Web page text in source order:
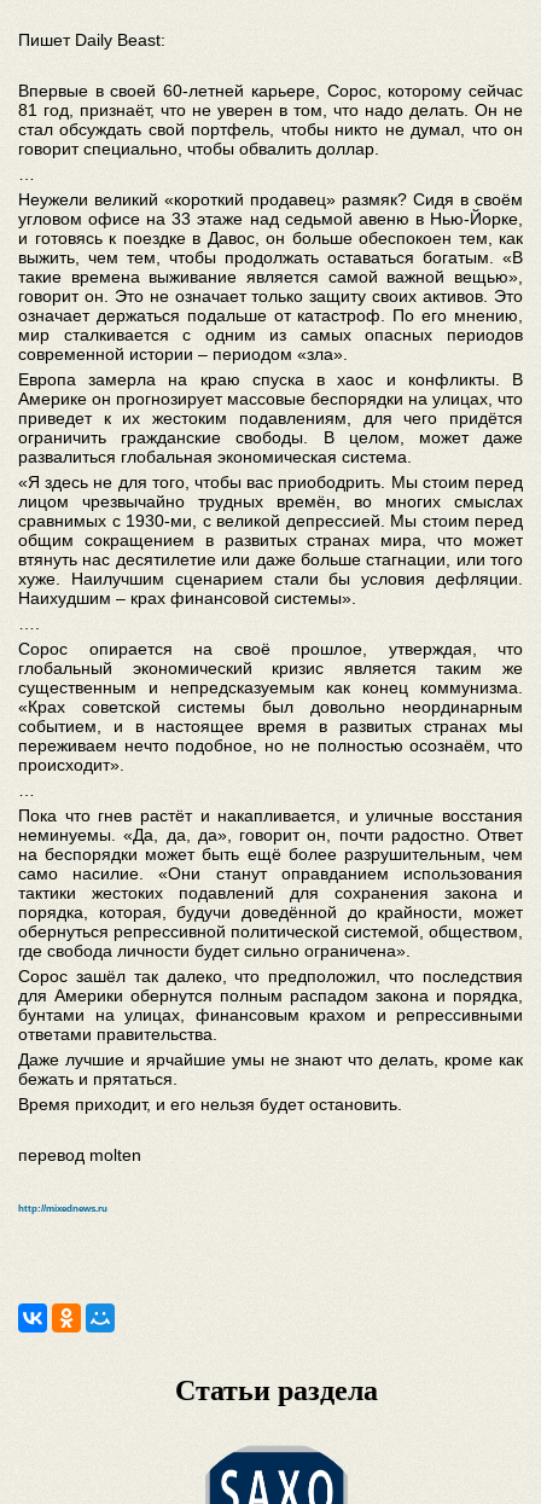
Пишет Daily Beast:
Впервые в своей 60-летней карьере, Сорос, которому сейчас
81 год, признаёт, что не уверен в том, что надо делать. Он не
стал обсуждать свой портфель, чтобы никто не думал, что он
говорит специально, чтобы обвалить доллар.
Неужели великий «короткий продавец» размяк? Сидя в своём
угловом офисе на 33 этаже над седьмой авеню в Нью-Йорке,
и готовясь к поездке в Давос, он больше обеспокоен тем, как
выжить, чем тем, чтобы продолжать оставаться богатым. «В
такие времена выживание является самой важной вещью»,
говорит он. Это не означает только защиту своих активов. Это
означает держаться подальше от катастроф. По его мнению,
мир сталкивается с одним из самых опасных периодов
современной истории – периодом «зла».
Европа замерла на краю спуска в хаос и конфликты. В
Америке он прогнозирует массовые беспорядки на улицах, что
приведет к их жестоким подавлениям, для чего придётся
ограничить гражданские свободы. В целом, может даже
развалиться глобальная экономическая система.
«Я здесь не для того, чтобы вас приободрить. Мы стоим перед
лицом чрезвычайно трудных времён, во многих смыслах
сравнимых с 1930-ми, с великой депрессией. Мы стоим перед
общим сокращением в развитых странах мира, что может
втянуть нас десятилетие или даже больше стагнации, или того
хуже. Наилучшим сценарием стали бы условия дефляции.
Наихудшим – крах финансовой системы».
Сорос опирается на своё прошлое, утверждая, что
глобальный экономический кризис является таким же
существенным и непредсказуемым как конец коммунизма.
«Крах советской системы был довольно неординарным
событием, и в настоящее время в развитых странах мы
переживаем нечто подобное, но не полностью осознаём, что
происходит».
Пока что гнев растёт и накапливается, и уличные восстания
неминуемы. «Да, да, да», говорит он, почти радостно. Ответ
на беспорядки может быть ещё более разрушительным, чем
само насилие. «Они станут оправданием использования
тактики жестоких подавлений для сохранения закона и
порядка, которая, будучи доведённой до крайности, может
обернуться репрессивной политической системой, обществом,
где свобода личности будет сильно ограничена».
Сорос зашёл так далеко, что предположил, что последствия
для Америки обернутся полным распадом закона и порядка,
бунтами на улицах, финансовым крахом и репрессивными
ответами правительства.
Даже лучшие и ярчайшие умы не знают что делать, кроме как
бежать и прятаться.
Время приходит, и его нельзя будет остановить.
перевод molten
http://mixednews.ru
Статьи раздела